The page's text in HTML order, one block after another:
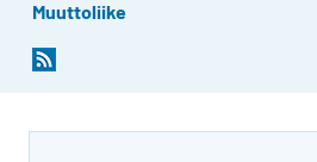
Muuttoliike